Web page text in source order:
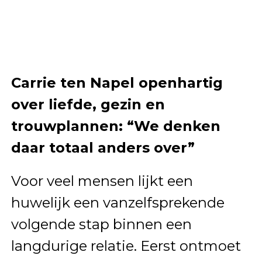
Carrie ten Napel openhartig
over liefde, gezin en
trouwplannen: “We denken
daar totaal anders over”
Voor veel mensen lijkt een
huwelijk een vanzelfsprekende
volgende stap binnen een
langdurige relatie. Eerst ontmoet